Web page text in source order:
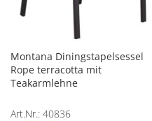
Montana Diningstapelsessel
Rope terracotta mit
Teakarmlehne
Art.Nr.: 40836